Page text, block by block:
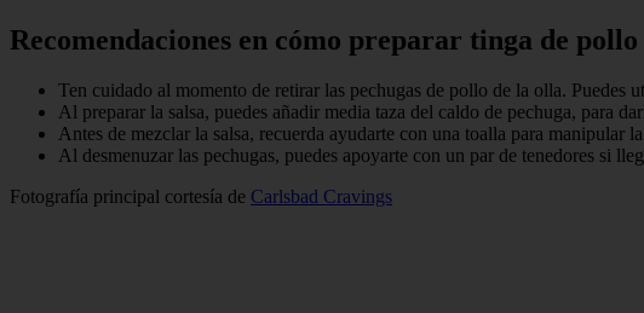
Recomendaciones en cómo preparar tinga de
Ten cuidado al momento de retirar las pechugas de pollo de la olla. Puedes
Al preparar la salsa, puedes añadir media taza del caldo de pechuga, para
Antes de mezclar la salsa, recuerda ayudarte con una toalla para manipular
Al desmenuzar las pechugas, puedes apoyarte con un par de tenedores si
Fotografía principal cortesía de Carlsbad Cravings